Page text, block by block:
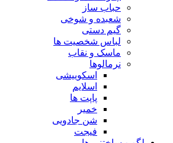
حباب ساز
شعبده و شوخی
گیم دستی
لباس شخصیت ها
ماسک و نقاب
نرمالوها
اسکوییشی
اسلایم
پاپت ها
خمیر
شن جادویی
فیجت